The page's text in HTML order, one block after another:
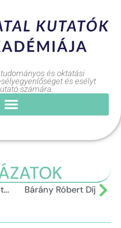
és oktatási
és esélyt
számára.
HUN-REN Támogatott Kutatócsoportok Programja – idén nem indul Bárány Róbert Díj